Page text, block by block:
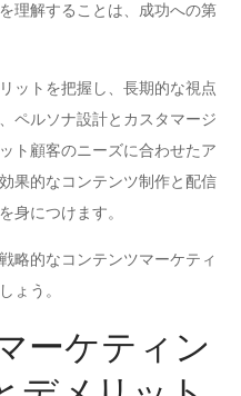
理解することは、成功への第
ットを把握し、長期的な視点
ペルソナ設計とカスタマージ
ト顧客のニーズに合わせたア
果的なコンテンツ制作と配信
身につけます。
略的なコンテンツマーケティ
ょう。
ーケティン